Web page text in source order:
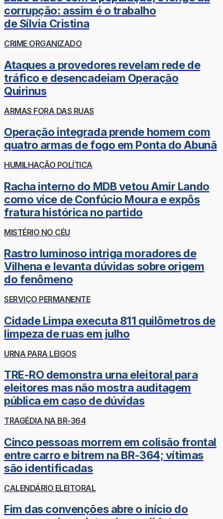
corrupção: assim é o trabalho
de Sílvia Cristina
CRIME ORGANIZADO
Ataques a provedores revelam rede de
tráfico e desencadeiam Operação
Quirinus
ARMAS FORA DAS RUAS
Operação integrada prende homem com
quatro armas de fogo em Ponta do Abunã
HUMILHAÇÃO POLÍTICA
Racha interno do MDB vetou Amir Lando
como vice de Confúcio Moura e expôs
fratura histórica no partido
MISTÉRIO NO CÉU
Rastro luminoso intriga moradores de
Vilhena e levanta dúvidas sobre origem
do fenômeno
SERVIÇO PERMANENTE
Cidade Limpa executa 811 quilômetros de
limpeza de ruas em julho
URNA PARA LEIGOS
TRE-RO demonstra urna eleitoral para
eleitores mas não mostra auditagem
pública em caso de dúvidas
TRAGÉDIA NA BR-364
Cinco pessoas morrem em colisão frontal
entre carro e bitrem na BR-364; vítimas
são identificadas
CALENDÁRIO ELEITORAL
Fim das convenções abre o início do